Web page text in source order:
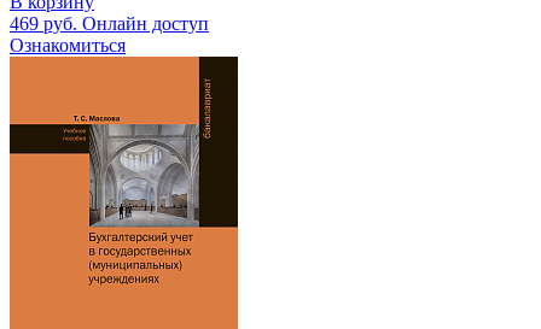
469 руб. Онлайн доступ
Ознакомиться